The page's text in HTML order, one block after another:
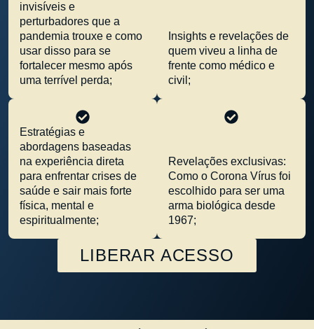
invisíveis e
perturbadores que a
pandemia trouxe e como
usar disso para se
fortalecer mesmo após
uma terrível perda;
Insights e revelações de
quem viveu a linha de
frente como médico e
civil;
Estratégias e
abordagens baseadas
na experiência direta
para enfrentar crises de
saúde e sair mais forte
física, mental e
espiritualmente;
Revelações exclusivas:
Como o Corona Vírus foi
escolhido para ser uma
arma biológica desde
1967;
LIBERAR ACESSO